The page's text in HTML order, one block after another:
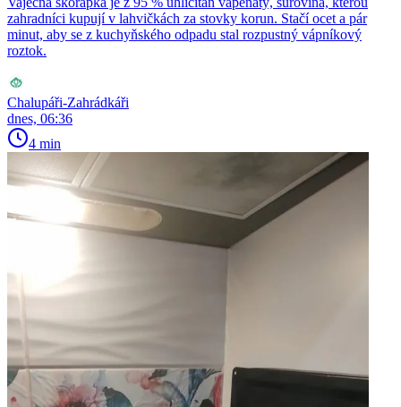
zahradníci kupují v lahvičkách za stovky korun. Stačí ocet a pár
minut, aby se z kuchyňského odpadu stal rozpustný vápníkový
roztok.
Chalupáři-Zahrádkáři
dnes, 06:36
4 min